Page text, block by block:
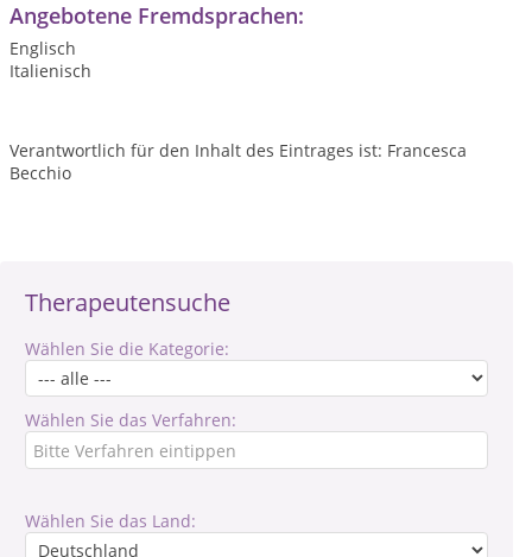
Therapeutensuche
Wählen Sie die Kategorie:
Wählen Sie das Verfahren:
Wählen Sie das Land:
Angebotene Fremdsprachen:
Englisch
Italienisch
Verantwortlich für den Inhalt des Eintrages ist: Francesca
Becchio